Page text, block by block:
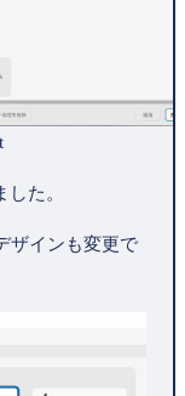
た。
ザインも変更で